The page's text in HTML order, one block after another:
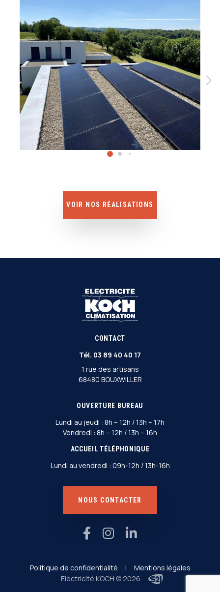
VOIR NOS RÉALISATIONS
CONTACT
Tél. 03 89 40 40 17
1 rue des artisans
68480 BOUXWILLER
OUVERTURE BUREAU
Lundi au jeudi : 8h – 12h / 13h – 17h
Vendredi : 8h – 12h / 13h – 16h
ACCUEIL TÉLÉPHONIQUE
Lundi au vendredi : 09h-12h / 13h-16h
NOUS CONTACTER
Politique de confidentialité |
Mentions légales
Electricité KOCH © 2026